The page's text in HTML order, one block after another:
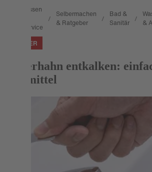
Wissen
Service
/
Selbermachen
& Ratgeber
/
Bad &
Sanitär
/
&
RATGEBER
Wasserhahn entkalken:
Hausmittel